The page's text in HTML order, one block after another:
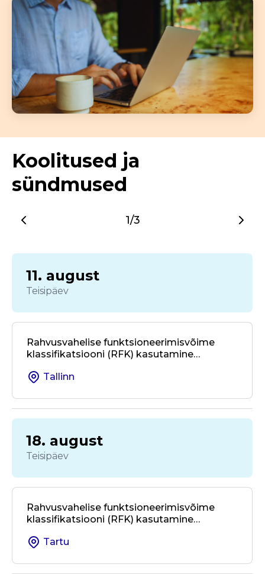
Koolitused ja
sündmused
1/3
11. august
Teisipäev
Rahvusvahelise funktsioneerimisvõime
klassifikatsiooni (RFK) kasutamine
üleses koostöös
Tallinn
18. august
Teisipäev
Rahvusvahelise funktsioneerimisvõime
klassifikatsiooni (RFK) kasutamine
üleses koostöös
Tartu